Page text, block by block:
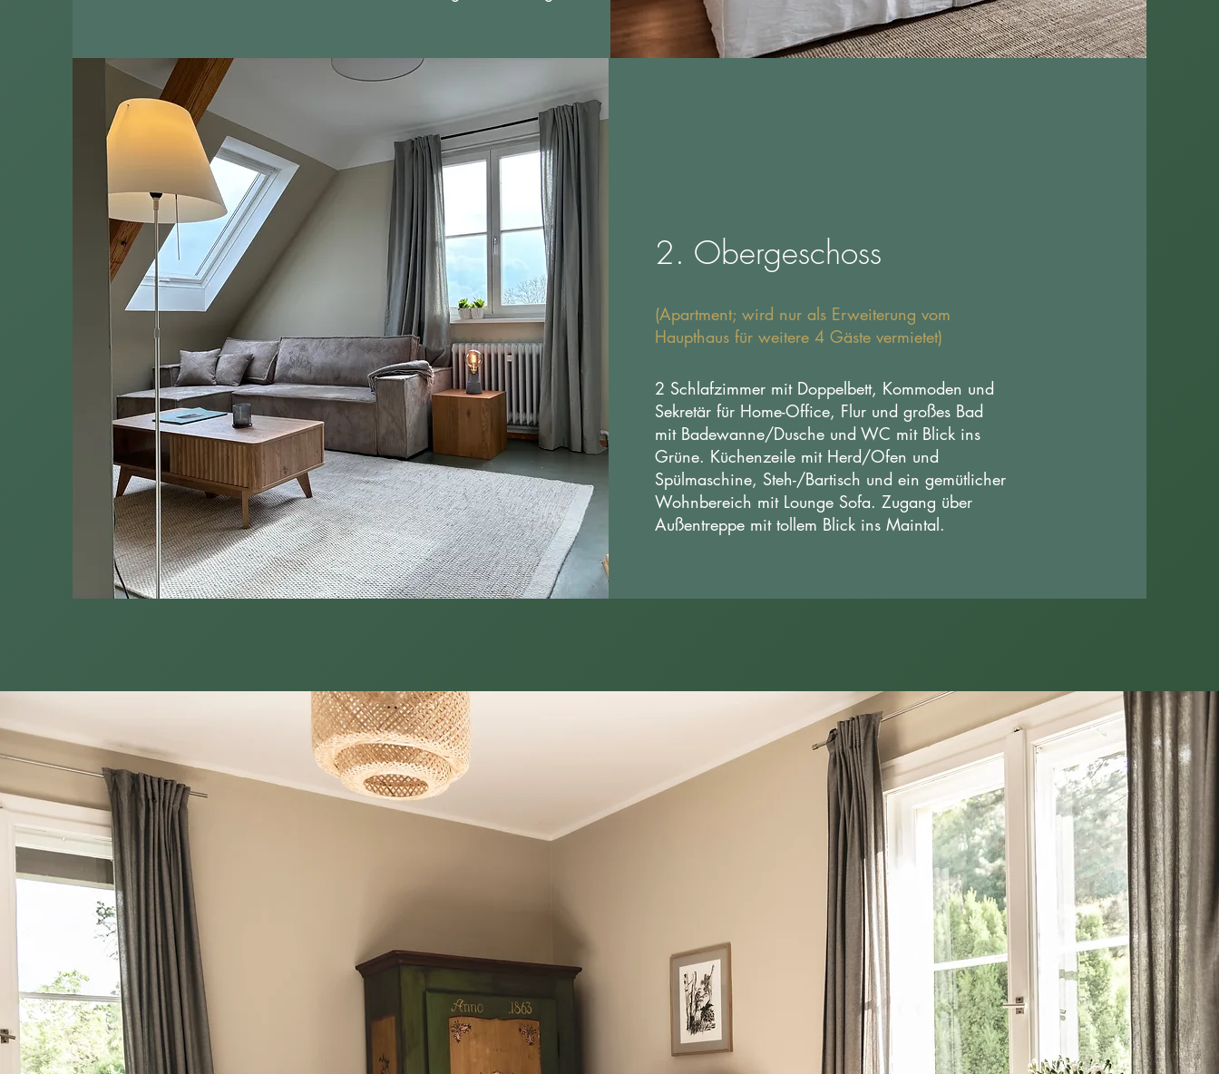
2. Obergeschoss
(Apartment; wird nur als Erweiterung vom
Haupthaus für weitere 4 Gäste vermietet)
2 Schlafzimmer mit Doppelbett, Kommoden und
Sekretär für Home-Office, Flur und großes Bad
mit Badewanne/Dusche und WC mit Blick ins
Grüne. Küchenzeile mit Herd/Ofen und
Spülmaschine, Steh-/Bartisch und ein gemütlicher
Wohnbereich mit Lounge Sofa. Zugang über
Außentreppe mit tollem Blick ins Maintal.